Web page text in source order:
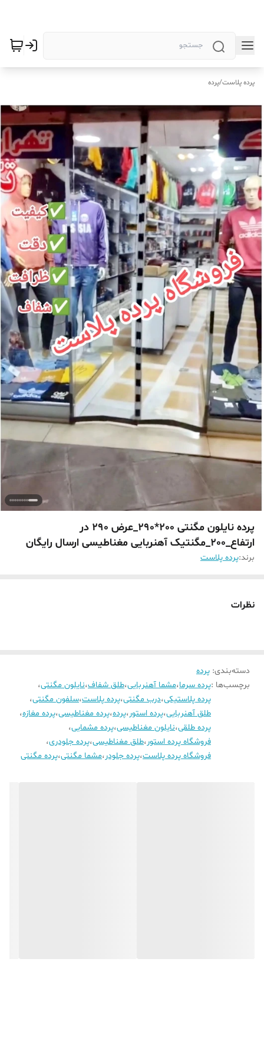
پرده پلاست/پرده
پرده نایلون مگنتی 200*290_عرض 290 در
ارتفاع_200_مگنتیک آهنربایی مغناطیسی ارسال رایگان
برند:پرده پلاست
نظرات
دسته‌بندی: پرده
برچسب‌ها :پرده سرما،مشما آهنربایی،طلق شفاف،نایلون مگنتی،
پرده پلاستیکی،درب مگنتی،پرده پلاست،سلفون مگنتی،
طلق آهنربایی،پرده استور،پرده،پرده مغناطیسی،پرده مغازه،
پرده طلقی،نایلون مغناطیسی،پرده مشمایی،
فروشگاه پرده استور،طلق مغناطیسی،پرده جلودری،
فروشگاه پرده پلاست،پرده جلودر،مشما مگنتی،پرده مگنتی